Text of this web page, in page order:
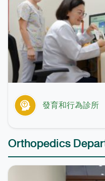
發育和行為診所
Orthopedics